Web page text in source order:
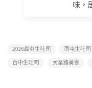
味，
2026最夯生吐司 南屯生吐司
台中生吐司 大業路美食